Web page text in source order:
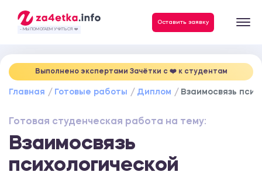
- МЫ ПОМОГАЕМ УЧИТЬСЯ ❤️
Оставить заявку
Выполнено экспертами Зачётки c ❤️ к студентам
Главная Готовые работы Диплом Взаимосвязь
Готовая студенческая работа на тему:
Взаимосвязь
психологической